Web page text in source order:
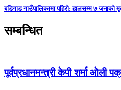
बडिगाड गाउँपालिकामा पहिरो: हालसम्म ७ जनाको
सम्बन्धित
पूर्वप्रधानमन्त्री केपी शर्मा ओली